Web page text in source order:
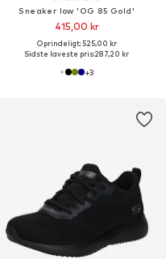
Sneaker low 'OG 85 Gold'
415,00 kr
Oprindeligt: 525,00 kr
Sidste laveste pris:287,20 kr
+3